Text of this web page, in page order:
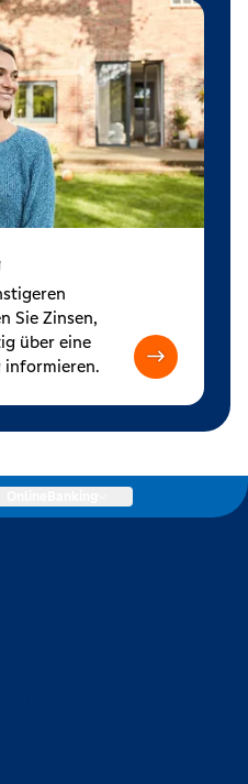
Sie Zinsen,
über eine
informieren.